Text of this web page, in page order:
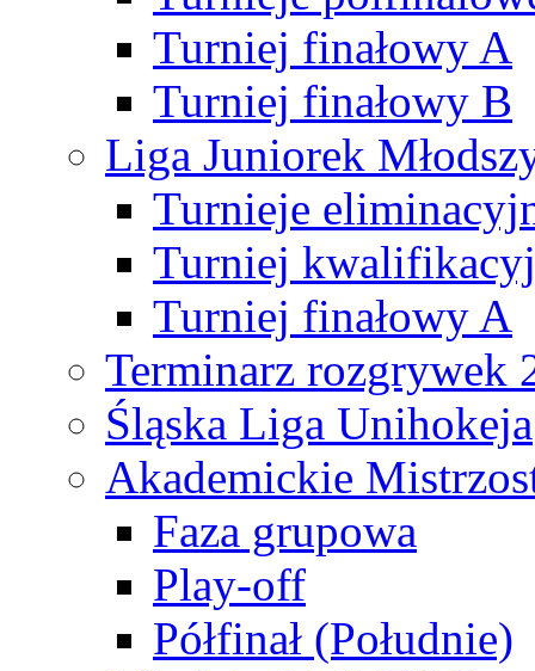
Turniej finałowy A
Turniej finałowy B
Liga Juniorek
Turnieje
Turniej
Turniej finałowy A
Terminarz rozgrywek
Śląska Liga Unihokeja
Akademickie
Faza grupowa
Play-off
Półfinał (Południe)